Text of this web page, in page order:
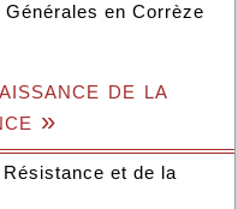
en Corrèze
de la
»
et de la